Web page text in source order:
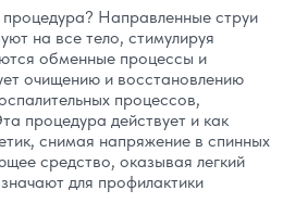
Направленные струи
на все тело, стимулируя
обменные процессы и
очищению и восстановлению
процессов,
процедура действует и как
снимая напряжение в спинных
средство, оказывая легкий
для профилактики